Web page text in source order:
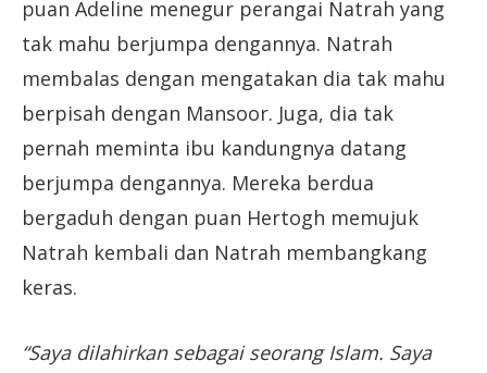
puan Adeline menegur perangai Natrah yang
tak mahu berjumpa dengannya. Natrah
membalas dengan mengatakan dia tak mahu
berpisah dengan Mansoor. Juga, dia tak
pernah meminta ibu kandungnya datang
berjumpa dengannya. Mereka berdua
bergaduh dengan puan Hertogh memujuk
Natrah kembali dan Natrah membangkang
keras.
“Saya dilahirkan sebagai seorang Islam. Saya